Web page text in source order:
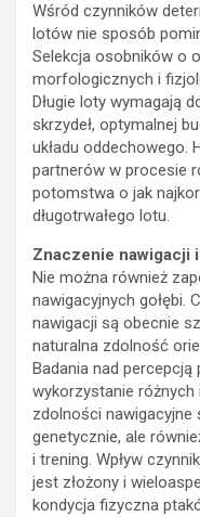
Wśród czynników
lotów nie sposób
Selekcja osobników o
morfologicznych i
Długie loty wymagają
skrzydeł, optymalnej
układu oddechowego.
partnerów w procesie
potomstwa o jak
długotrwałego lotu.
Znaczenie nawigacji
Nie można również
nawigacyjnych gołębi.
nawigacji są obecnie
naturalna zdolność
Badania nad
wykorzystanie
zdolności
genetycznie, ale
i trening. Wpływ
jest złożony i
kondycja fizyczna